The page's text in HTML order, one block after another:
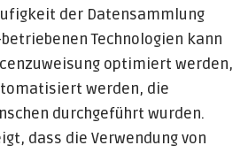
der Datensammlung
Technologien kann
optimiert werden,
werden, die
durchgeführt wurden.
dass die Verwendung von